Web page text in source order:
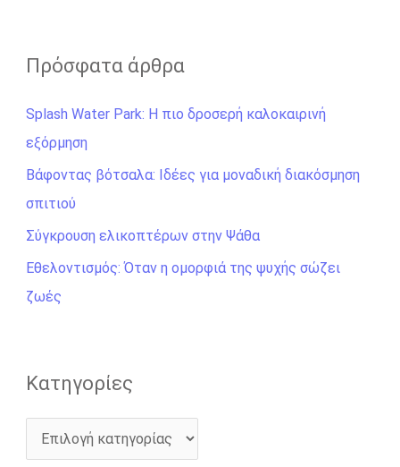
ζ
τ
η
σ
η
γ
ι
α
Πρόσφατα άρθρα
Splash Water Park: Η πιο δροσερή καλοκαιρινή
εξόρμηση
Βάφοντας βότσαλα: Ιδέες για μοναδική διακόσμηση
σπιτιού
Σύγκρουση ελικοπτέρων στην Ψάθα
Εθελοντισμός: Όταν η ομορφιά της ψυχής σώζει
ζωές
Kατηγορίες